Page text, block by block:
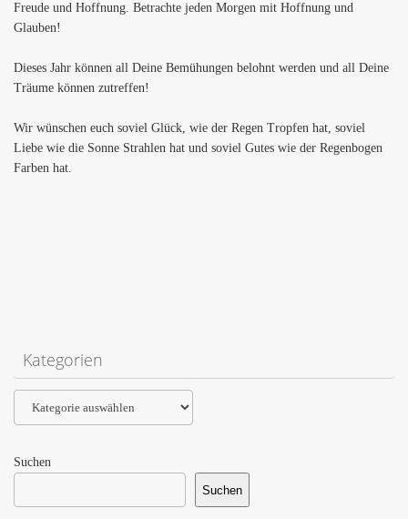
Freude und Hoffnung. Betrachte jeden Morgen mit Hoffnung und
Glauben!
Dieses Jahr können all Deine Bemühungen belohnt werden und all Deine
Träume können zutreffen!
Wir wünschen euch soviel Glück, wie der Regen Tropfen hat, soviel
Liebe wie die Sonne Strahlen hat und soviel Gutes wie der Regenbogen
Farben hat.
Kategorien
Suchen
Suchen